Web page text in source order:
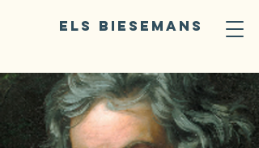
ELS BIESEMANS